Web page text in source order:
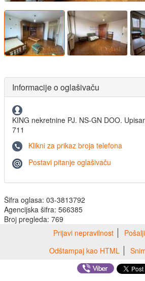
Informacije o oglašivaču
KING nekretnine PJ. NS-GN DOO.
711
Klikni za prikaz broja telefona
Postavi pitanje oglašivaču
Šifra oglasa: 03-3813792
Agencijska šifra: 566385
Broj pregleda: 769
Prijavi nepravilnost
Odštampaj kao HTML